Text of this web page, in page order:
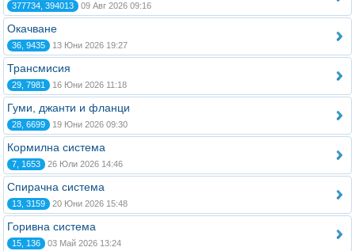
377734, 394013 09 Авг 2026 09:16
Окачване
36, 9435 13 Юни 2026 19:27
Трансмисия
29, 7981 16 Юни 2026 11:18
Гуми, джанти и фланци
28, 6699 19 Юни 2026 09:30
Кормилна система
7, 1653 26 Юли 2026 14:46
Спирачна система
13, 3159 20 Юни 2026 15:48
Горивна система
15, 136 03 Май 2026 13:24